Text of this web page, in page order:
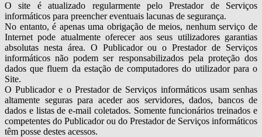
O site é atualizado regularmente pelo Prestador de Serviços
informáticos para preencher eventuais lacunas de segurança.
No entanto, é apenas uma obrigação de meios, nenhum serviço de
Internet pode atualmente oferecer aos seus utilizadores garantias
absolutas nesta área. O Publicador ou o Prestador de Serviços
informáticos não podem ser responsabilizados pela proteção dos
dados que fluem da estação de computadores do utilizador para o
Site.
O Publicador e o Prestador de Serviços informáticos usam senhas
altamente seguras para aceder aos servidores, dados, bancos de
dados e listas de e-mail coletados. Somente funcionários treinados e
competentes do Publicador ou do Prestador de Serviços informáticos
têm posse destes acessos.